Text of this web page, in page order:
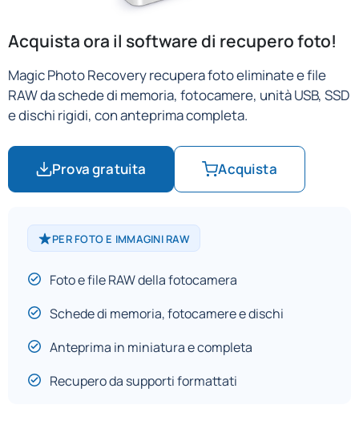
Acquista ora il software di recupero foto!
Magic Photo Recovery recupera foto eliminate e file
RAW da schede di memoria, fotocamere, unità USB, SSD
e dischi rigidi, con anteprima completa.
Prova gratuita Acquista
PER FOTO E IMMAGINI RAW
Foto e file RAW della fotocamera
Schede di memoria, fotocamere e dischi
Anteprima in miniatura e completa
Recupero da supporti formattati